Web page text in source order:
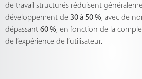
de travail structurés réduisent
développement de 30 à 50 %, avec de
dépassant 60 %, en fonction de la
de l’expérience de l’utilisateur.